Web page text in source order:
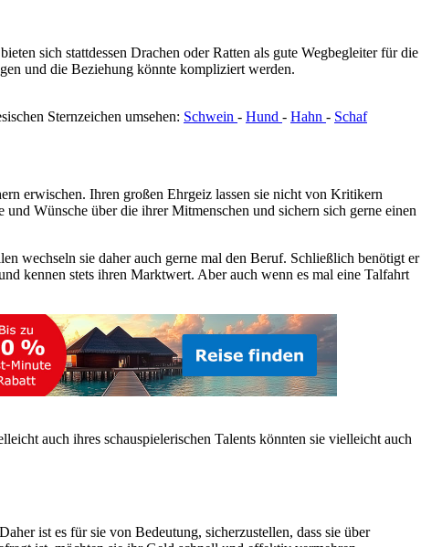
sich stattdessen Drachen oder Ratten als gute Wegbegleiter für die
und die Beziehung könnte kompliziert werden.
Sternzeichen umsehen: Schwein - Hund - Hahn - Schaf
erwischen. Ihren großen Ehrgeiz lassen sie nicht von Kritikern
Wünsche über die ihrer Mitmenschen und sichern sich gerne einen
wechseln sie daher auch gerne mal den Beruf. Schließlich benötigt er
kennen stets ihren Marktwert. Aber auch wenn es mal eine Talfahrt
auch ihres schauspielerischen Talents könnten sie vielleicht auch
ist es für sie von Bedeutung, sicherzustellen, dass sie über